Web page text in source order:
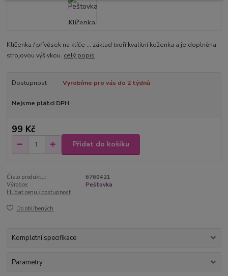
Klíčenka / přívěsek na klíče ... základ tvoří kvalitní koženka a je doplněna
strojovou výšivkou. celý popis
Dostupnost Vyrobíme pro vás do 2 týdnů
Nejsme plátci DPH
99 Kč
Přidat do košíku
Číslo produktu:
6760421
Výrobce:
Peštovka
Hlídat cenu / dostupnost
Do oblíbených
Kompletní specifikace
Parametry